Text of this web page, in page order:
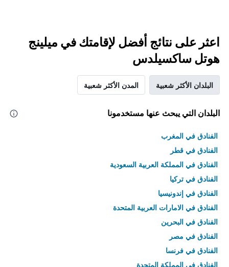
اعثر على نتائج أفضل لإقامتك في ميلينج
هوتل ساكسيلدس
البلدان الأكثر شعبية المدن الأكثر شعبية
البلدان التي يبحث عنها مستخدمونا
الفنادق في المغرب
الفنادق في قطر
الفنادق في المملكة العربية السعودية
الفنادق في تركيا
الفنادق في إندونيسيا
الفنادق في الامارات العربية المتحدة
الفنادق في البحرين
الفنادق في مصر
الفنادق في فرنسا
الفنادق في المملكة المتحدة